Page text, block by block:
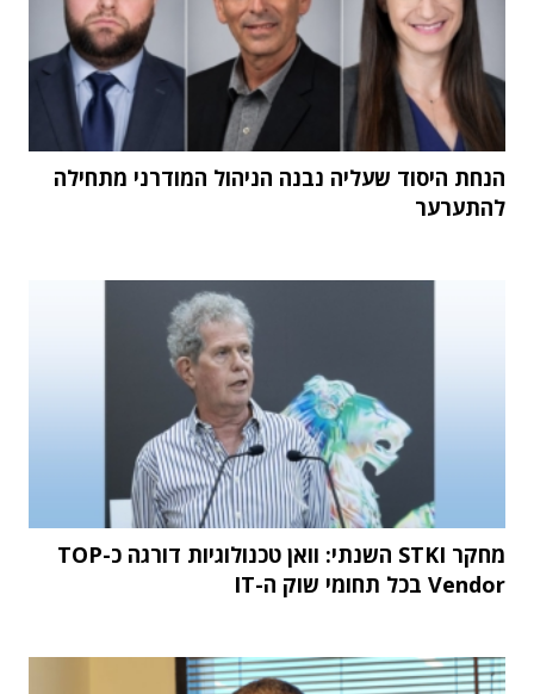
הנחת היסוד שעליה נבנה הניהול המודרני מתחילה
להתערער
מחקר STKI השנתי: וואן טכנולוגיות דורגה כ-TOP
Vendor בכל תחומי שוק ה-IT